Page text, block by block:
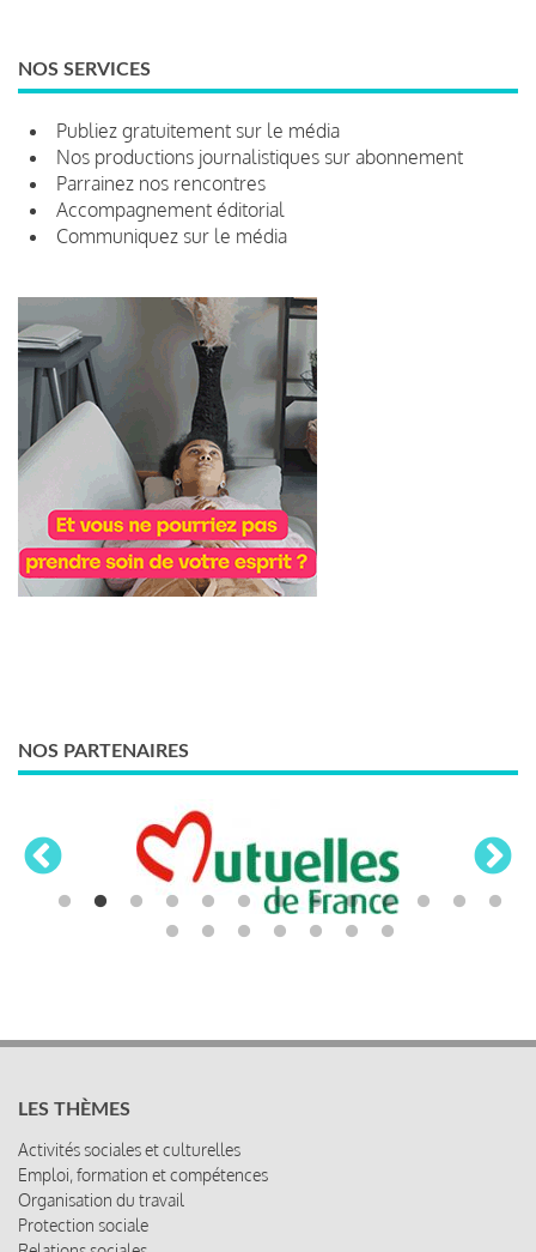
NOS SERVICES
Publiez gratuitement sur le média
Nos productions journalistiques sur abonnement
Parrainez nos rencontres
Accompagnement éditorial
Communiquez sur le média
NOS PARTENAIRES
LES THÈMES
Activités sociales et culturelles
Emploi, formation et compétences
Organisation du travail
Protection sociale